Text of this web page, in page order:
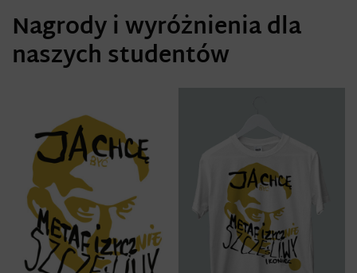
Nagrody i wyróżnienia dla
naszych studentów